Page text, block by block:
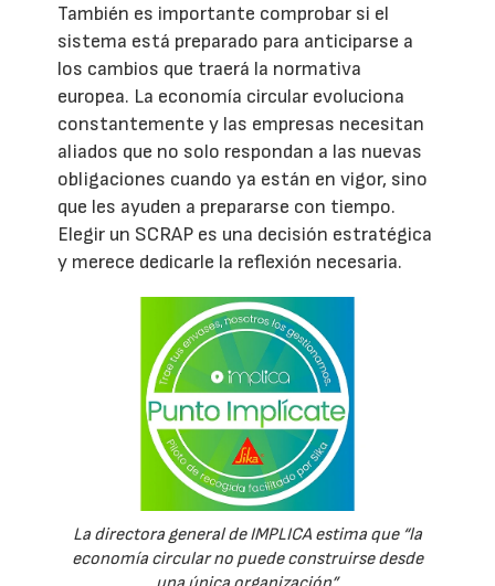
También es importante comprobar si el
sistema está preparado para anticiparse a
los cambios que traerá la normativa
europea. La economía circular evoluciona
constantemente y las empresas necesitan
aliados que no solo respondan a las nuevas
obligaciones cuando ya están en vigor, sino
que les ayuden a prepararse con tiempo.
Elegir un SCRAP es una decisión estratégica
y merece dedicarle la reflexión necesaria.
La directora general de IMPLICA estima que “la
economía circular no puede construirse desde